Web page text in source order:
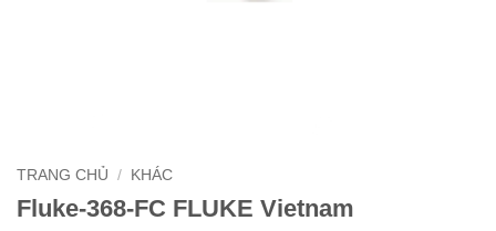
TRANG CHỦ / KHÁC
Fluke-368-FC FLUKE Vietnam